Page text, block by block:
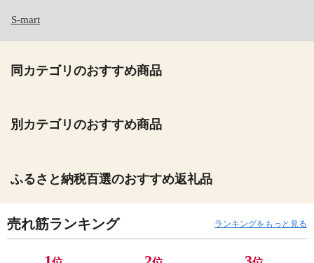
S-mart
同カテゴリのおすすめ商品
別カテゴリのおすすめ商品
ふるさと納税百選のおすすめ返礼品
売れ筋ランキング ランキングをもっと見る